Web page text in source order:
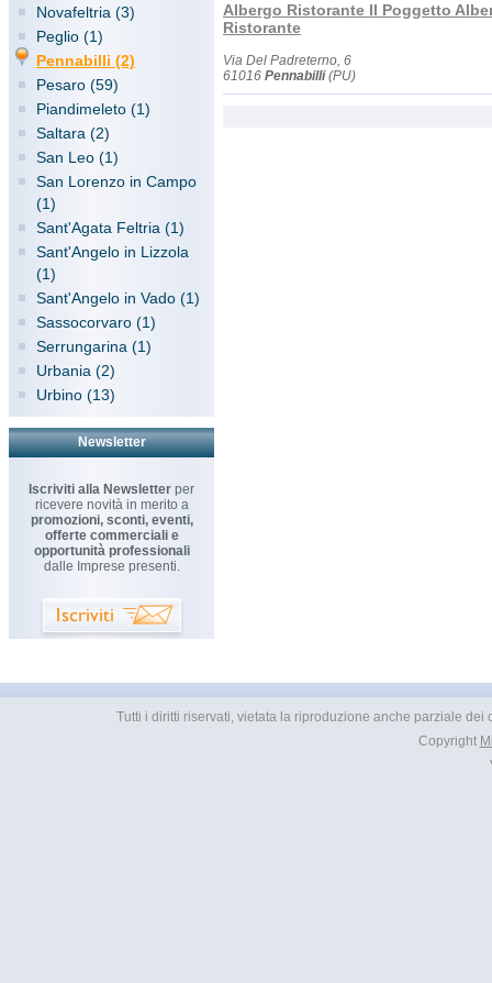
Novafeltria (3)
Peglio (1)
Pennabilli (2)
Pesaro (59)
Piandimeleto (1)
Saltara (2)
San Leo (1)
San Lorenzo in Campo
(1)
Sant'Agata Feltria (1)
Sant'Angelo in Lizzola
(1)
Sant'Angelo in Vado (1)
Sassocorvaro (1)
Serrungarina (1)
Urbania (2)
Urbino (13)
Newsletter
Iscriviti alla Newsletter per
ricevere novità in merito a
promozioni, sconti, eventi,
offerte commerciali e
opportunità professionali
dalle Imprese presenti.
Albergo Ristorante Il Poggetto
Ristorante
Via Del Padreterno, 6
61016 Pennabilli(PU)
Tutti i diritti riservati, vietata la riproduzione anche parziale
Copyright